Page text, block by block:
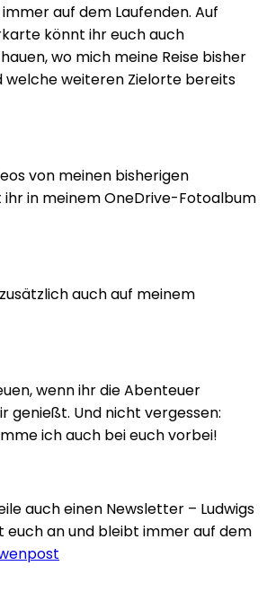
auf dem Laufenden. Auf
könnt ihr euch auch
wo mich meine Reise bisher
welche weiteren Zielorte bereits
von meinen bisherigen
in meinem OneDrive-Fotoalbum
auch auf meinem
wenn ihr die Abenteuer
genießt. Und nicht vergessen:
ich auch bei euch vorbei!
auch einen Newsletter – Ludwigs
euch an und bleibt immer auf dem